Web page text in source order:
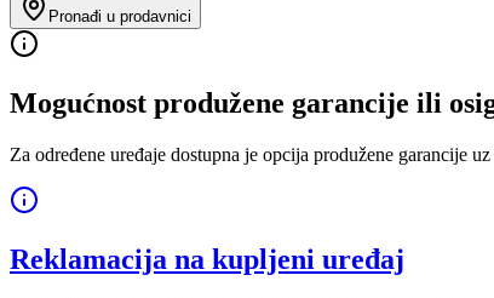
Pronađi u prodavnici
Mogućnost produžene garancije ili
Za određene uređaje dostupna je opcija produžene garancije
Reklamacija na kupljeni uređaj